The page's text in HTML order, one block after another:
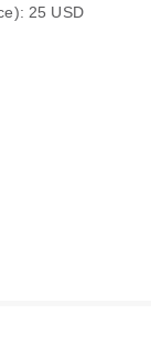
25 USD